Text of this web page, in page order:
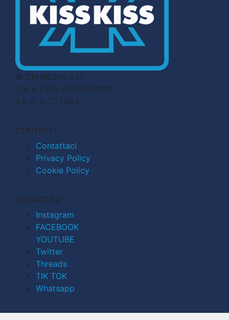
© CN MEDIA S.r.l.
C.F. e P.IVA 04998911210
R.E.A. n. 727803
CONTATTI
Contattaci
Privacy Policy
Cookie Policy
SEGUICI SU
Instagram
FACEBOOK
YOUTUBE
Twitter
Threads
TIK TOK
Whatsapp